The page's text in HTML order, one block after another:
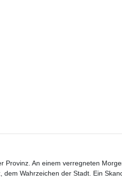
Provinz. An einem verregneten
dem Wahrzeichen der Stadt. Ein